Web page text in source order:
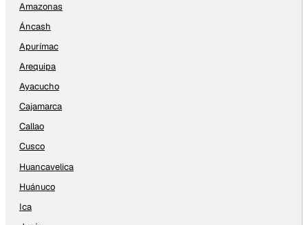
Amazonas
Áncash
Apurímac
Arequipa
Ayacucho
Cajamarca
Callao
Cusco
Huancavelica
Huánuco
Ica